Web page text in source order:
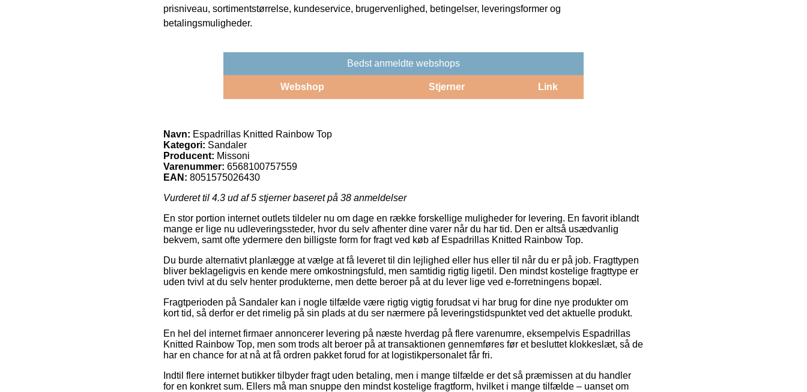
prisniveau, sortimentstørrelse, kundeservice, brugervenlighed, betingelser, leveringsformer og
betalingsmuligheder.
Bedst anmeldte webshops
Webshop Stjerner Link
Navn: Espadrillas Knitted Rainbow Top
Kategori: Sandaler
Producent: Missoni
Varenummer: 6568100757559
EAN: 8051575026430
Vurderet til 4.3 ud af 5 stjerner baseret på 38 anmeldelser
En stor portion internet outlets tildeler nu om dage en række forskellige muligheder for levering. En favorit iblandt
mange er lige nu udleveringssteder, hvor du selv afhenter dine varer når du har tid. Den er altså usædvanlig
bekvem, samt ofte ydermere den billigste form for fragt ved køb af Espadrillas Knitted Rainbow Top.
Du burde alternativt planlægge at vælge at få leveret til din lejlighed eller hus eller til når du er på job. Fragttypen
bliver beklageligvis en kende mere omkostningsfuld, men samtidig rigtig ligetil. Den mindst kostelige fragttype er
uden tvivl at du selv henter produkterne, men dette beroer på at du lever lige ved e-forretningens bopæl.
Fragtperioden på Sandaler kan i nogle tilfælde være rigtig vigtig forudsat vi har brug for dine nye produkter om
kort tid, så derfor er det rimelig på sin plads at du ser nærmere på leveringstidspunktet ved det aktuelle produkt.
En hel del internet firmaer annoncerer levering på næste hverdag på flere varenumre, eksempelvis Espadrillas
Knitted Rainbow Top, men som trods alt beroer på at transaktionen gennemføres før et besluttet klokkeslæt, så de
har en chance for at nå at få ordren pakket forud for at logistikpersonalet får fri.
Indtil flere internet butikker tilbyder fragt uden betaling, men i mange tilfælde er det så præmissen at du handler
for en konkret sum. Ellers må man snuppe den mindst kostelige fragtform, hvilket i mange tilfælde – uanset om